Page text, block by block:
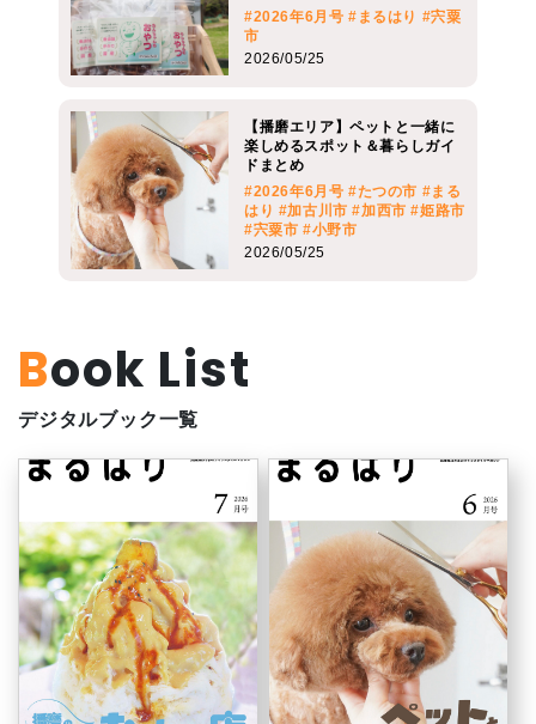
#2026年6月号 #まるはり #宍粟
市
2026/05/25
【播磨エリア】ペットと一緒に
楽しめるスポット＆暮らしガイ
ドまとめ
#2026年6月号 #たつの市 #まる
はり #加古川市 #加西市 #姫路市
#宍粟市 #小野市
2026/05/25
Book List
デジタルブック一覧